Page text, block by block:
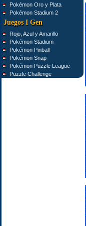
Pokémon Oro y Plata
Pokémon Stadium 2
Juegos I Gen
Rojo, Azul y Amarillo
Pokémon Stadium
Pokémon Pinball
Pokémon Snap
Pokémon Puzzle League
Puzzle Challenge